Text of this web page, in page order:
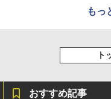
もっ
ト
おすすめ記事